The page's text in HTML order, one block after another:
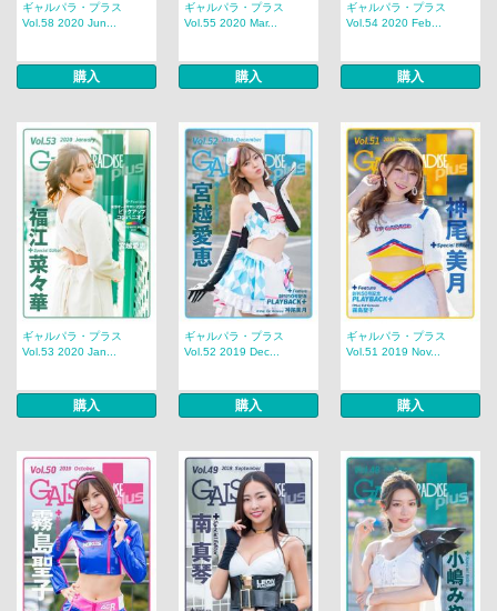
ギャルパラ・プラス
Vol.58 2020 Jun...
購入
ギャルパラ・プラス
Vol.55 2020 Mar...
購入
ギャルパラ・プラス
Vol.54 2020 Feb...
購入
ギャルパラ・プラス
Vol.53 2020 Jan...
購入
ギャルパラ・プラス
Vol.52 2019 Dec...
購入
ギャルパラ・プラス
Vol.51 2019 Nov...
購入